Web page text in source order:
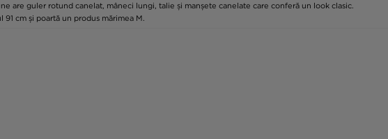
are guler rotund canelat, mâneci lungi, talie și manșete canelate care conferă un look clasic.
cm și poartă un produs mărimea M.